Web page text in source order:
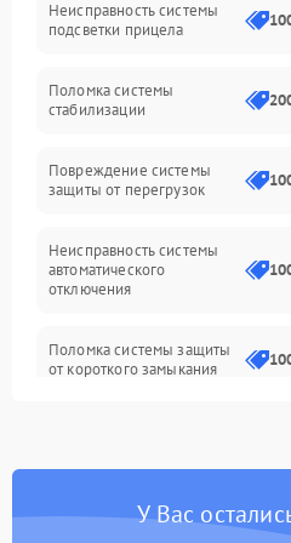
Неисправность фокусировки и
Электропитание
Механика
Корпус/Герметичность
Неисправность системы
подсветки прицела
Поломка системы
стабилизации
Повреждение системы
защиты от перегрузок
Неисправность системы
автоматического
отключения
Поломка системы защиты
от короткого замыкания
Неисправность системы
У Вас